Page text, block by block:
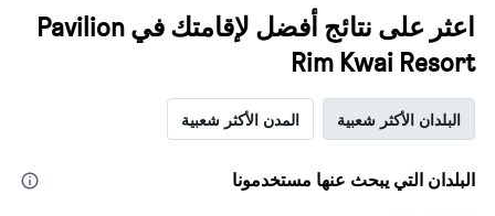
اعثر على نتائج أفضل لإقامتك في Pavilion
Rim Kwai Resort
البلدان الأكثر شعبية المدن الأكثر شعبية
البلدان التي يبحث عنها مستخدمونا